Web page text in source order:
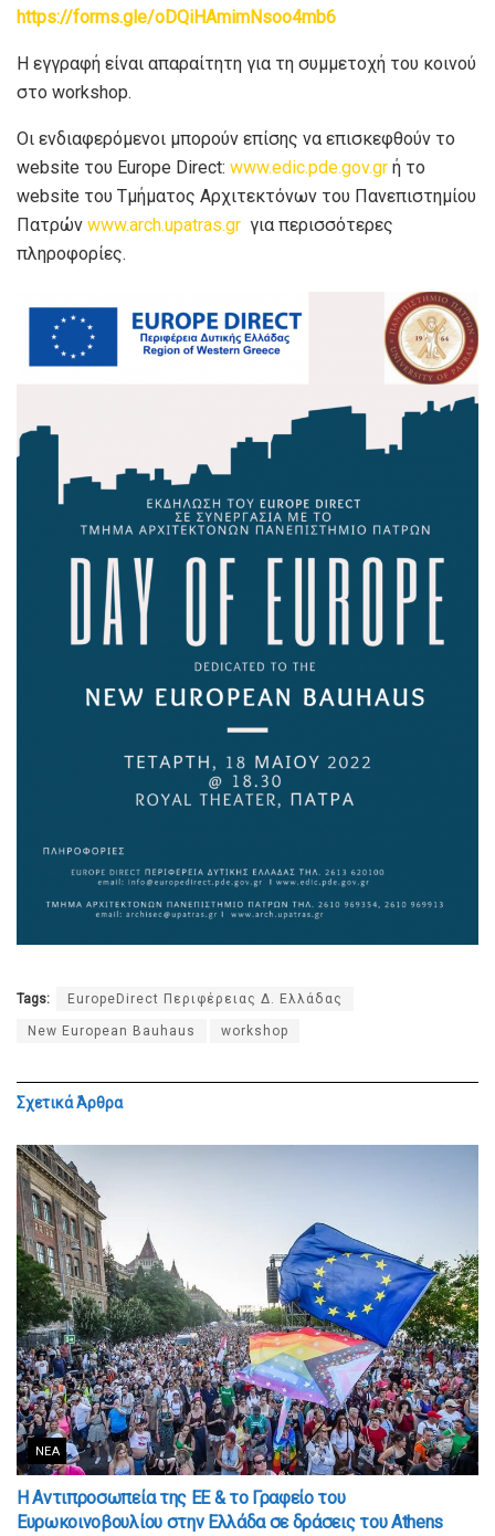
https://forms.gle/oDQiHAmimNsoo4mb6
Η εγγραφή είναι απαραίτητη για τη συμμετοχή του κοινού
στο workshop.
Οι ενδιαφερόμενοι μπορούν επίσης να επισκεφθούν το
website του Europe Direct: www.edic.pde.gov.gr ή το
website του Τμήματος Αρχιτεκτόνων του Πανεπιστημίου
Πατρών www.arch.upatras.gr για περισσότερες
πληροφορίες.
Tags: EuropeDirect Περιφέρειας Δ. Ελλάδας
New European Bauhaus workshop
ΣχετικάΆρθρα
ΝΈΑ
Η Αντιπροσωπεία της ΕΕ & το Γραφείο του
Ευρωκοινοβουλίου στην Ελλάδα σε δράσεις του Athens